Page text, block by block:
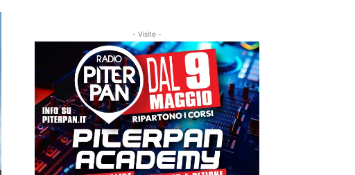
- Visite -